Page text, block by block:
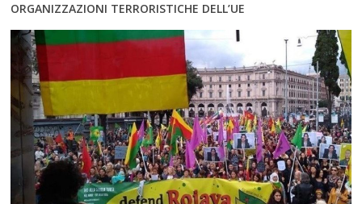
ORGANIZZAZIONI TERRORISTICHE DELL’UE